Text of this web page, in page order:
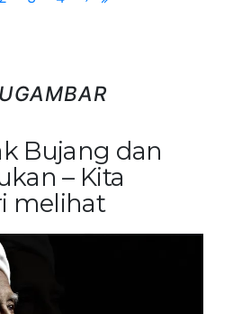
Bujang dan
– Kita
melihat